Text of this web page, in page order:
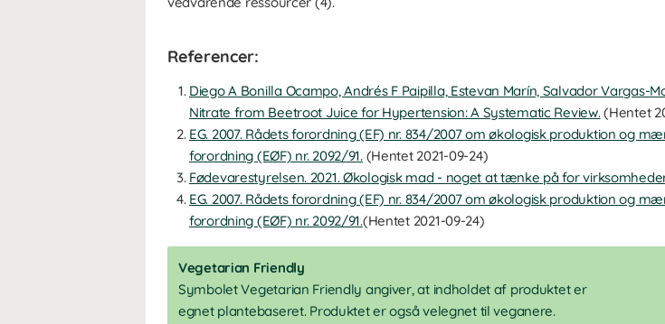
Referencer:
Diego A Bonilla Ocampo, Andrés F Paipilla, Estevan Marín, Salvador Vargas-
Nitrate from Beetroot Juice for Hypertension: A Systematic Review. (Hentet
EG. 2007. Rådets forordning (EF) nr. 834/2007 om økologisk produktion og
forordning (EØF) nr. 2092/91. (Hentet 2021-09-24)
Fødevarestyrelsen. 2021. Økologisk mad - noget at tænke på for
EG. 2007. Rådets forordning (EF) nr. 834/2007 om økologisk produktion og
forordning (EØF) nr. 2092/91.(Hentet 2021-09-24)
Vegetarian Friendly
Symbolet Vegetarian Friendly angiver, at indholdet af produktet er
egnet plantebaseret. Produktet er også velegnet til veganere.